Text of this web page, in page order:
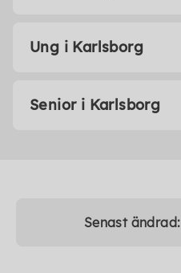
Ung i Karlsborg
Senior i Karlsborg
Senast ändrad: